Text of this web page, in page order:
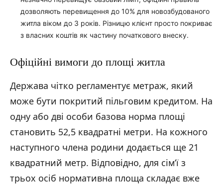
дозволяють перевищення до 10% для новозбудованого
житла віком до 3 років. Різницю клієнт просто покриває
з власних коштів як частину початкового внеску.
Офіційні вимоги до площі житла
Держава чітко регламентує метраж, який
може бути покритий пільговим кредитом. На
одну або дві особи базова норма площі
становить 52,5 квадратні метри. На кожного
наступного члена родини додається ще 21
квадратний метр. Відповідно, для сім’ї з
трьох осіб нормативна площа складає вже